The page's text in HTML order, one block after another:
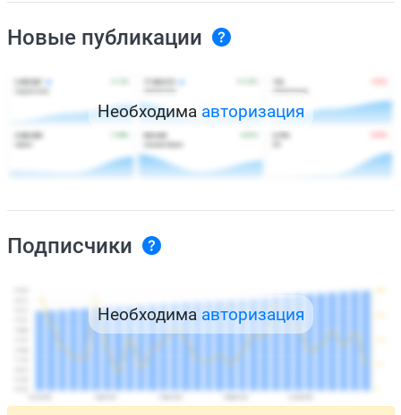
Новые публикации
Необходима авторизация
Подписчики
Необходима авторизация